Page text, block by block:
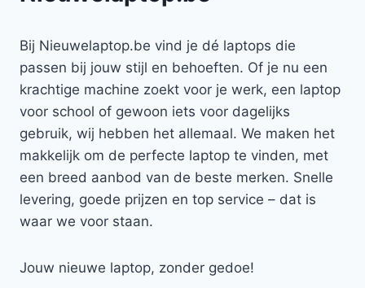
Bij Nieuwelaptop.be vind je dé laptops die
passen bij jouw stijl en behoeften. Of je nu een
krachtige machine zoekt voor je werk, een laptop
voor school of gewoon iets voor dagelijks
gebruik, wij hebben het allemaal. We maken het
makkelijk om de perfecte laptop te vinden, met
een breed aanbod van de beste merken. Snelle
levering, goede prijzen en top service – dat is
waar we voor staan.
Jouw nieuwe laptop, zonder gedoe!